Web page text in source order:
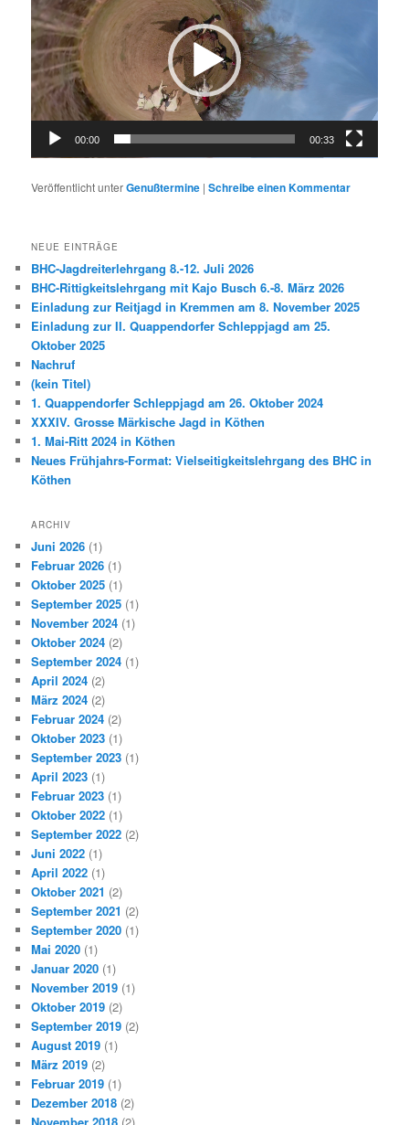
00:00 00:33
Veröffentlicht unterGenußtermine |Schreibe einen Kommentar
NEUE EINTRÄGE
BHC-Jagdreiterlehrgang 8.-12. Juli 2026
BHC-Rittigkeitslehrgang mit Kajo Busch 6.-8. März 2026
Einladung zur Reitjagd in Kremmen am 8. November 2025
Einladung zur II. Quappendorfer Schleppjagd am 25.
Oktober 2025
Nachruf
(kein Titel)
1. Quappendorfer Schleppjagd am 26. Oktober 2024
XXXIV. Grosse Märkische Jagd in Köthen
1. Mai-Ritt 2024 in Köthen
Neues Frühjahrs-Format: Vielseitigkeitslehrgang des BHC in
Köthen
ARCHIV
Juni 2026 (1)
Februar 2026 (1)
Oktober 2025 (1)
September 2025 (1)
November 2024 (1)
Oktober 2024 (2)
September 2024 (1)
April 2024 (2)
März 2024 (2)
Februar 2024 (2)
Oktober 2023 (1)
September 2023 (1)
April 2023 (1)
Februar 2023 (1)
Oktober 2022 (1)
September 2022 (2)
Juni 2022 (1)
April 2022 (1)
Oktober 2021 (2)
September 2021 (2)
September 2020 (1)
Mai 2020 (1)
Januar 2020 (1)
November 2019 (1)
Oktober 2019 (2)
September 2019 (2)
August 2019 (1)
März 2019 (2)
Februar 2019 (1)
Dezember 2018 (2)